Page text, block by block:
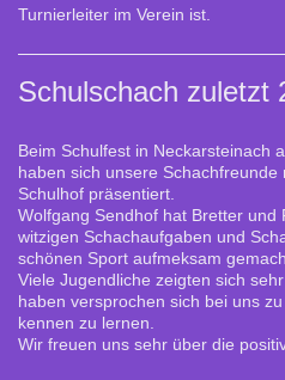
Turnierleiter im Verein ist.
Schulschach zuletzt
Beim Schulfest in Neckarsteinach
haben sich unsere
Schulhof präsentiert.
Wolfgang Sendhof hat Bretter
witzigen Schachaufgaben und
schönen Sport aufmeksam
Viele Jugendliche zeigten sich
haben versprochen sich bei uns
kennen zu lernen.
Wir freuen uns sehr über die